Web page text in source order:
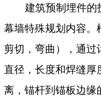
建筑预制埋件的
幕墙特殊规划内容。
剪切，弯曲），通
直径，长度和焊缝厚
离，锚杆到锚板边缘